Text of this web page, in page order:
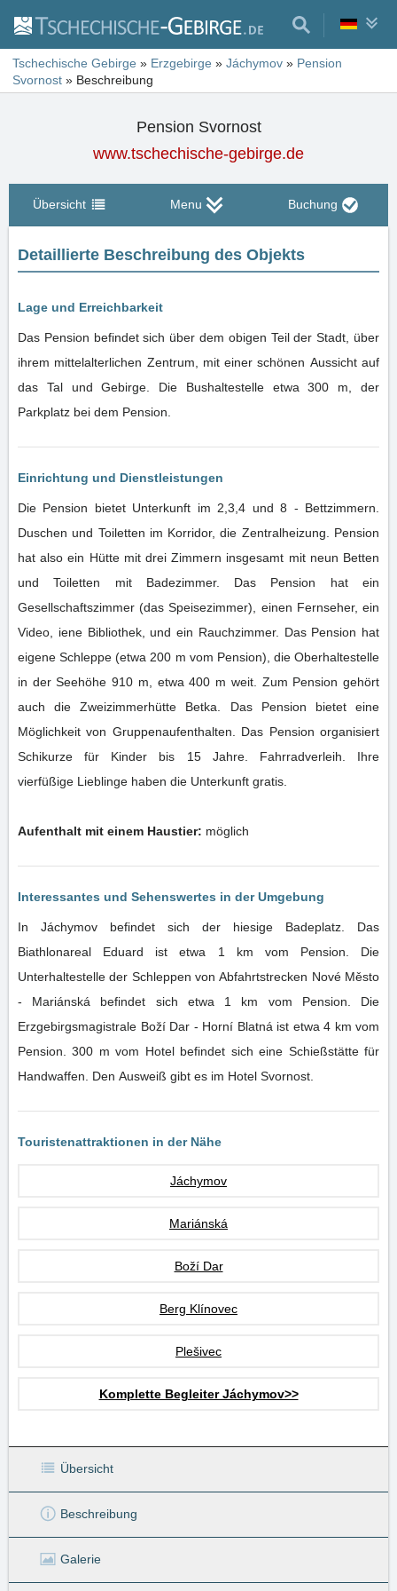
Tschechische Gebirge » Erzgebirge » Jáchymov » Pension
Svornost » Beschreibung
Pension Svornost
www.tschechische-gebirge.de
Übersicht Menu Buchung
Detaillierte Beschreibung des Objekts
Lage und Erreichbarkeit
Das Pension befindet sich über dem obigen Teil der Stadt, über
ihrem mittelalterlichen Zentrum, mit einer schönen Aussicht auf
das Tal und Gebirge. Die Bushaltestelle etwa 300 m, der
Parkplatz bei dem Pension.
Einrichtung und Dienstleistungen
Die Pension bietet Unterkunft im 2,3,4 und 8 - Bettzimmern.
Duschen und Toiletten im Korridor, die Zentralheizung. Pension
hat also ein Hütte mit drei Zimmern insgesamt mit neun Betten
und Toiletten mit Badezimmer. Das Pension hat ein
Gesellschaftszimmer (das Speisezimmer), einen Fernseher, ein
Video, iene Bibliothek, und ein Rauchzimmer. Das Pension hat
eigene Schleppe (etwa 200 m vom Pension), die Oberhaltestelle
in der Seehöhe 910 m, etwa 400 m weit. Zum Pension gehört
auch die Zweizimmerhütte Betka. Das Pension bietet eine
Möglichkeit von Gruppenaufenthalten. Das Pension organisiert
Schikurze für Kinder bis 15 Jahre. Fahrradverleih. Ihre
vierfüßige Lieblinge haben die Unterkunft gratis.
Aufenthalt mit einem Haustier: möglich
Interessantes und Sehenswertes in der Umgebung
In Jáchymov befindet sich der hiesige Badeplatz. Das
Biathlonareal Eduard ist etwa 1 km vom Pension. Die
Unterhaltestelle der Schleppen von Abfahrtstrecken Nové Město
- Mariánská befindet sich etwa 1 km vom Pension. Die
Erzgebirgsmagistrale Boží Dar - Horní Blatná ist etwa 4 km vom
Pension. 300 m vom Hotel befindet sich eine Schießstätte für
Handwaffen. Den Ausweiß gibt es im Hotel Svornost.
Touristenattraktionen in der Nähe
Jáchymov
Mariánská
Boží Dar
Berg Klínovec
Plešivec
Komplette Begleiter Jáchymov>>
Übersicht
Beschreibung
Galerie